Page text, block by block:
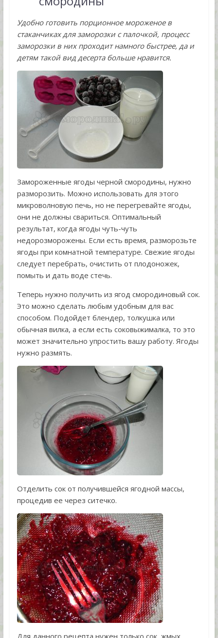
Удобно готовить порционное мороженое в
стаканчиках для заморозки с палочкой, процесс
заморозки в них проходит намного быстрее, да и
детям такой вид десерта больше нравится.
Замороженные ягоды черной смородины, нужно
разморозить. Можно использовать для этого
микроволновую печь, но не перегревайте ягоды,
они не должны свариться. Оптимальный
результат, когда ягоды чуть-чуть
недорозморожены. Если есть время, разморозьте
ягоды при комнатной температуре. Свежие ягоды
следует перебрать, очистить от плодоножек,
помыть и дать воде стечь.
Теперь нужно получить из ягод смородиновый сок.
Это можно сделать любым удобным для вас
способом. Подойдет блендер, толкушка или
обычная вилка, а если есть соковыжималка, то это
может значительно упростить вашу работу. Ягоды
нужно размять.
Отделить сок от получившейся ягодной массы,
процедив ее через ситечко.